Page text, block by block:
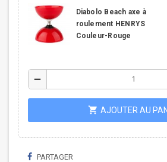
Diabolo Beach axe à
roulement HENRYS
Couleur-Rouge
remove
shopping_cart AJOUTER AU
PARTAGER